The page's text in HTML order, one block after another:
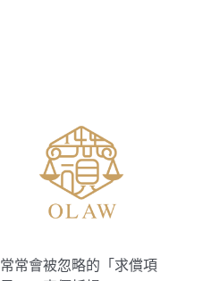
常常會被忽略的「求償項